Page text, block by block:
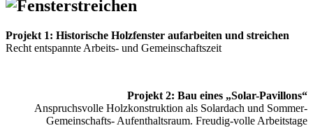
Projekt 1: Historische Holzfenster aufarbeiten und streichen
Recht entspannte Arbeits- und Gemeinschaftszeit
Projekt 2: Bau eines „Solar-Pavillons“
Anspruchsvolle Holzkonstruktion als Solardach und Sommer-
Gemeinschafts- Aufenthaltsraum. Freudig-volle Arbeitstage